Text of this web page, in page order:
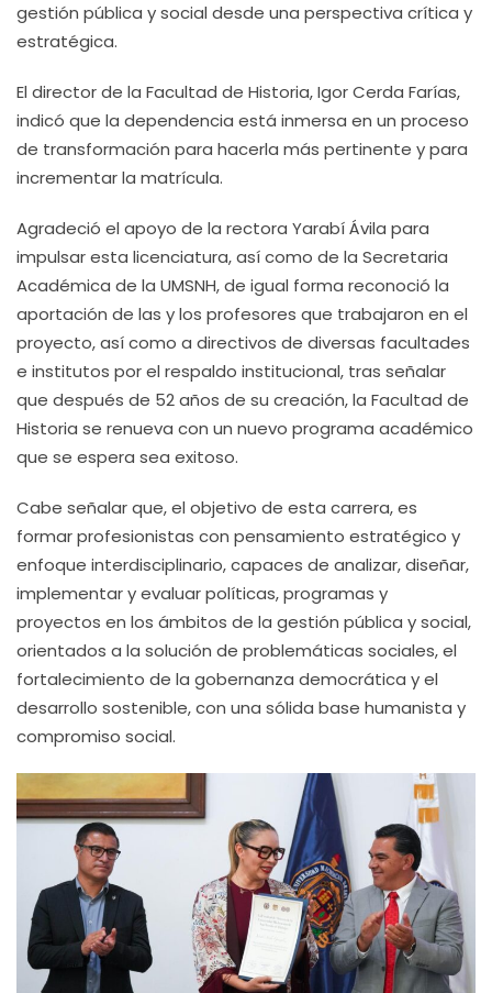
gestión pública y social desde una perspectiva crítica y
estratégica.
El director de la Facultad de Historia, Igor Cerda Farías,
indicó que la dependencia está inmersa en un proceso
de transformación para hacerla más pertinente y para
incrementar la matrícula.
Agradeció el apoyo de la rectora Yarabí Ávila para
impulsar esta licenciatura, así como de la Secretaria
Académica de la UMSNH, de igual forma reconoció la
aportación de las y los profesores que trabajaron en el
proyecto, así como a directivos de diversas facultades
e institutos por el respaldo institucional, tras señalar
que después de 52 años de su creación, la Facultad de
Historia se renueva con un nuevo programa académico
que se espera sea exitoso.
Cabe señalar que, el objetivo de esta carrera, es
formar profesionistas con pensamiento estratégico y
enfoque interdisciplinario, capaces de analizar, diseñar,
implementar y evaluar políticas, programas y
proyectos en los ámbitos de la gestión pública y social,
orientados a la solución de problemáticas sociales, el
fortalecimiento de la gobernanza democrática y el
desarrollo sostenible, con una sólida base humanista y
compromiso social.